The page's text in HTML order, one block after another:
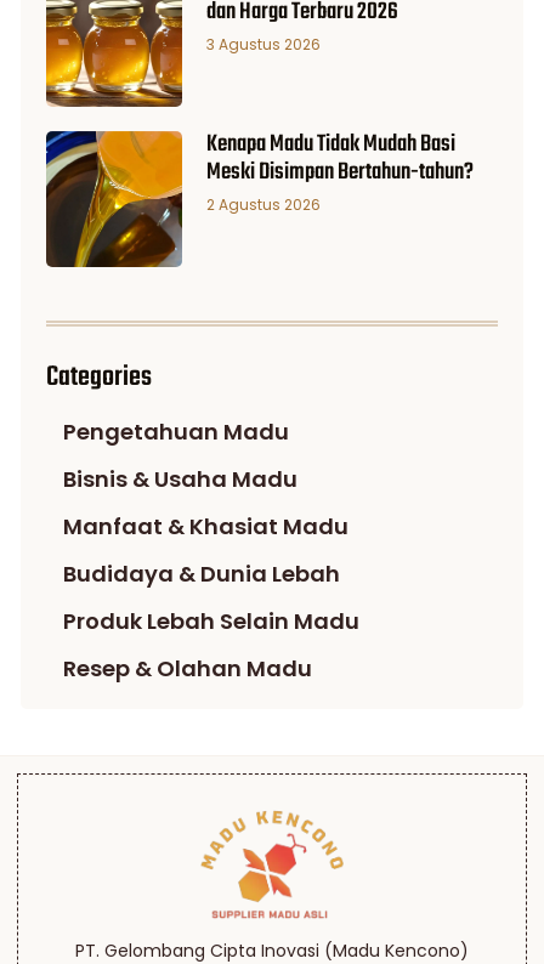
dan Harga Terbaru 2026
3 Agustus 2026
Kenapa Madu Tidak Mudah Basi
Meski Disimpan Bertahun-tahun?
2 Agustus 2026
Categories
Pengetahuan Madu
Bisnis & Usaha Madu
Manfaat & Khasiat Madu
Budidaya & Dunia Lebah
Produk Lebah Selain Madu
Resep & Olahan Madu
PT. Gelombang Cipta Inovasi (Madu Kencono)